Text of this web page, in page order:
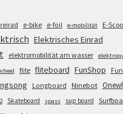
e-bike e-foil e-mobilität E-
Elektrisches Einrad
elektromobilität am wasser
flite fliteboard FunShop
Longboard Ninebot
Skateboard spass sup board